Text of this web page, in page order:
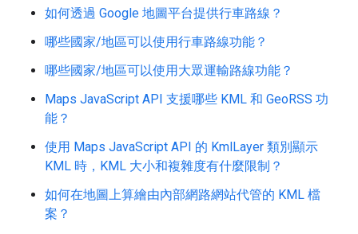
如何透過 Google 地圖平台提供行車路線？
哪些國家/地區可以使用行車路線功能？
哪些國家/地區可以使用大眾運輸路線功能？
Maps JavaScript API 支援哪些 KML 和 GeoRSS 功
能？
使用 Maps JavaScript API 的 KmlLayer 類別顯示
KML 時，KML 大小和複雜度有什麼限制？
如何在地圖上算繪由內部網路網站代管的 KML 檔
案？